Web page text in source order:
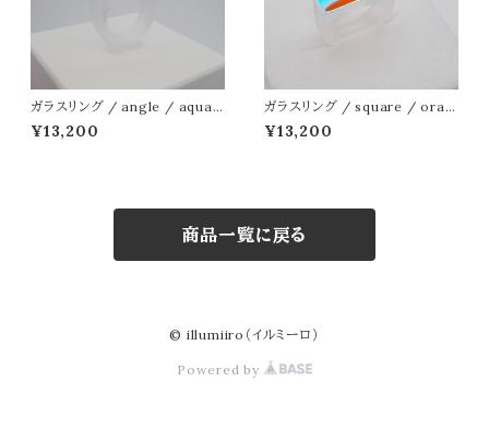
ガラスリング / angle / aqua
blue-pink
¥13,200
ガラスリング / square / oran
ge-light blue
¥13,200
商品一覧に戻る
© illumiiro（イルミーロ）
Powered by